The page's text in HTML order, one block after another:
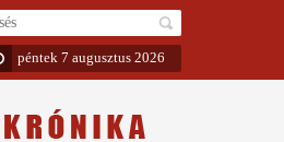
péntek 7 augusztus 2026